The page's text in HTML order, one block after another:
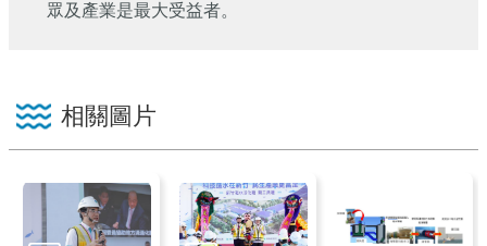
眾及產業是最大受益者。
相關圖片